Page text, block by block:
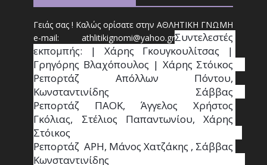
Γειάς σας ! Καλώς ορίσατε στην ΑΘΛΗΤΙΚΗ ΓΝΩΜΗ
e-mail: athlitikignomi@yahoo.grΣυντελεστές
εκπομπής: | Χάρης Γκουγκουλίτσας |
Γρηγόρης Βλαχόπουλος | Χάρης Στόικος
Ρεπορτάζ Απόλλων Πόντου,
Κωνσταντινίδης   Σάββας
Ρεπορτάζ ΠΑΟΚ, Άγγελος Χρήστος
Γκόλιας, Στέλιος Παπαντωνίου, Χάρης
Στόικος
Ρεπορτάζ  ΑΡΗ, Μάνος Χατζάκης , Σάββας
Κωνσταντινίδης